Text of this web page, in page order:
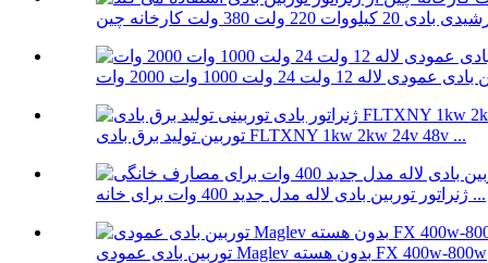
توربین تولید برق بادی FLTXNY 1kw 2kw 24v 48v ...
ژنراتور توربین بادی لاله مدل جدید 400 وات برای خانه ...
توربین بادی عمودی Maglev بدون هسته FX 400w-800w